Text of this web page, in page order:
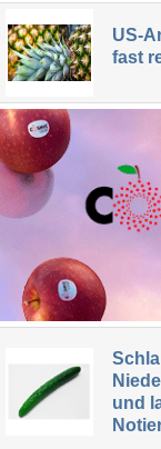
US-
fast
und